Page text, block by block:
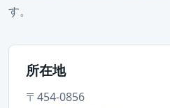
す。
所在地
〒454-0856